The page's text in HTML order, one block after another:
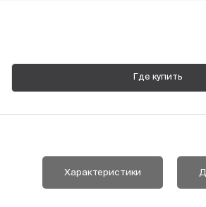
Где купить
Характеристики